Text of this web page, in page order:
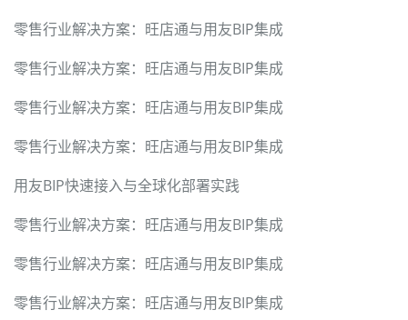
零售行业解决方案：旺店通与用友BIP集成
零售行业解决方案：旺店通与用友BIP集成
零售行业解决方案：旺店通与用友BIP集成
零售行业解决方案：旺店通与用友BIP集成
用友BIP快速接入与全球化部署实践
零售行业解决方案：旺店通与用友BIP集成
零售行业解决方案：旺店通与用友BIP集成
零售行业解决方案：旺店通与用友BIP集成